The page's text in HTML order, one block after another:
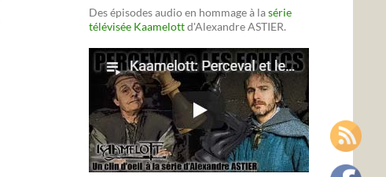
Des épisodes audio en hommage à lasérie
télévisée Kaamelottd'Alexandre ASTIER.